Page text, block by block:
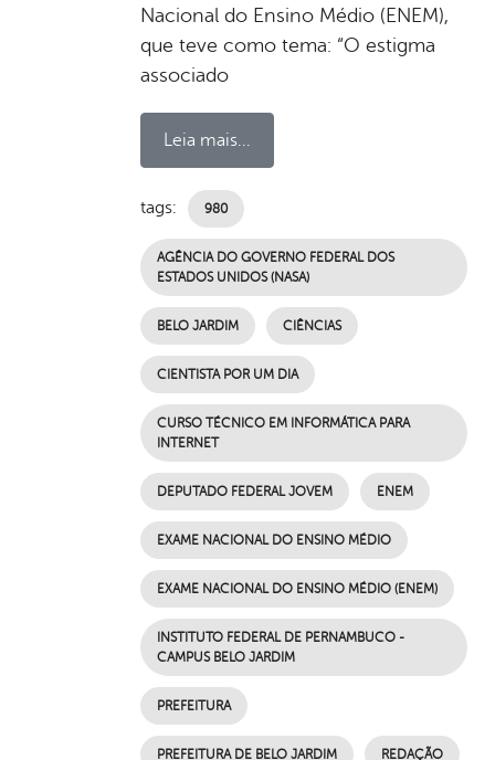
Nacional do Ensino Médio (ENEM),
que teve como tema: “O estigma
associado
Leia mais...
tags: 980
AGÊNCIA DO GOVERNO FEDERAL DOS
ESTADOS UNIDOS (NASA)
BELO JARDIM CIÊNCIAS
CIENTISTA POR UM DIA
CURSO TÉCNICO EM INFORMÁTICA PARA
INTERNET
DEPUTADO FEDERAL JOVEM ENEM
EXAME NACIONAL DO ENSINO MÉDIO
EXAME NACIONAL DO ENSINO MÉDIO (ENEM)
INSTITUTO FEDERAL DE PERNAMBUCO -
CAMPUS BELO JARDIM
PREFEITURA
PREFEITURA DE BELO JARDIM REDAÇÃO